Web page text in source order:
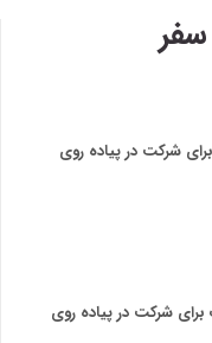
شرکت در پیاده روی
شرکت در پیاده روی